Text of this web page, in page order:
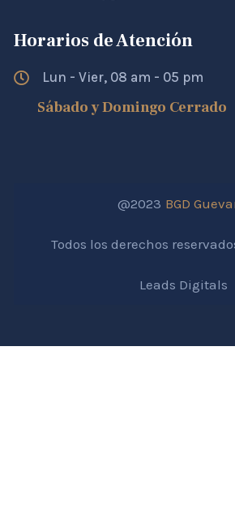
Horarios de Atención
Lun - Vier, 08 am - 05 pm
Sábado y Domingo Cerrado
@2023 BGD
Todos los derechos
Leads Digitals